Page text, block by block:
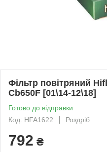
Фільтр повітряний
Cb650F [01\14-12\18]
Готово до відправки
Код: HFA1622
Роздріб
792 ₴